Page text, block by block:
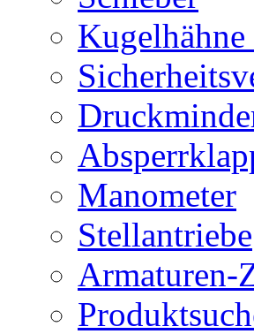
Manometer
Stellantriebe
Armaturen-